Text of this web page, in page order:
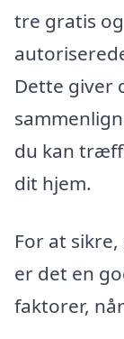
tre gratis
Dette giver
du kan
dit hjem.
For at
er det en
faktorer,